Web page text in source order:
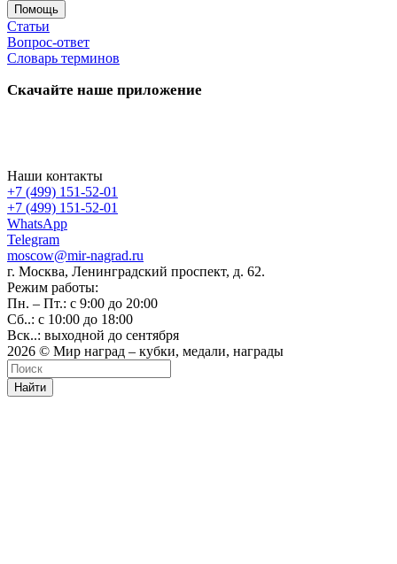
Помощь
Статьи
Вопрос-ответ
Словарь терминов
Скачайте наше приложение
Наши контакты
+7 (499) 151-52-01
+7 (499) 151-52-01
WhatsApp
Telegram
moscow@mir-nagrad.ru
г. Москва, Ленинградский проспект, д. 62.
Режим работы:
Пн. – Пт.: с 9:00 до 20:00
Сб..: с 10:00 до 18:00
Вск..: выходной до сентября
2026 © Мир наград – кубки, медали, награды
Найти